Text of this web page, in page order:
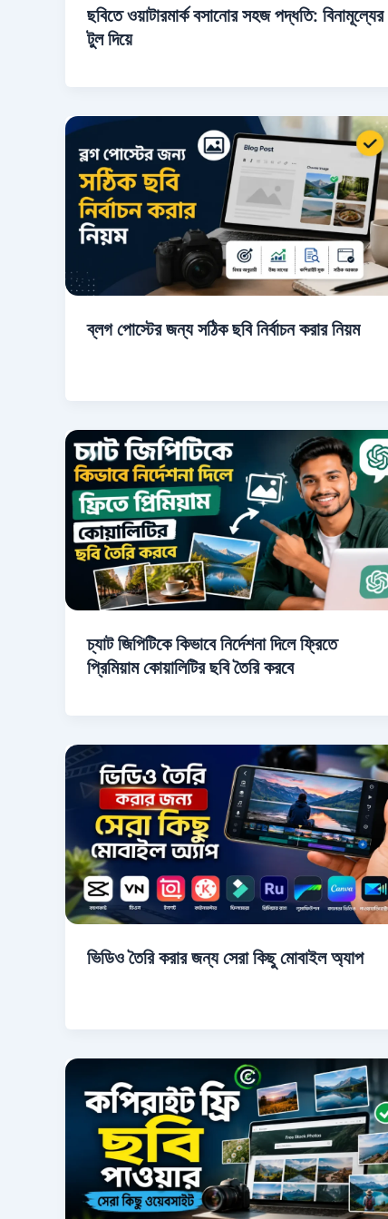
ছবিতে ওয়াটারমার্ক বসানোর সহজ পদ্ধতি: বিনামূল্যের
টুল দিয়ে
ব্লগ পোস্টের জন্য সঠিক ছবি নির্বাচন করার নিয়ম
চ্যাট জিপিটিকে কিভাবে নির্দেশনা দিলে ফ্রিতে
প্রিমিয়াম কোয়ালিটির ছবি তৈরি করবে
ভিডিও তৈরি করার জন্য সেরা কিছু মোবাইল অ্যাপ